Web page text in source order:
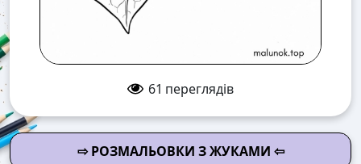
61 переглядів
⇨ РОЗМАЛЬОВКИ З ЖУКАМИ ⇦